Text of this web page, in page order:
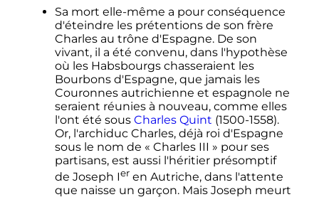
Sa mort elle-même a pour conséquence
d'éteindre les prétentions de son frère
Charles au trône d'Espagne. De son
vivant, il a été convenu, dans l'hypothèse
où les Habsbourgs chasseraient les
Bourbons d'Espagne, que jamais les
Couronnes autrichienne et espagnole ne
seraient réunies à nouveau, comme elles
l'ont été sous Charles Quint (1500-1558).
Or, l'archiduc Charles, déjà roi d'Espagne
sous le nom de « Charles III » pour ses
partisans, est aussi l'héritier présomptif
de Joseph Ier en Autriche, dans l'attente
que naisse un garçon. Mais Joseph meurt